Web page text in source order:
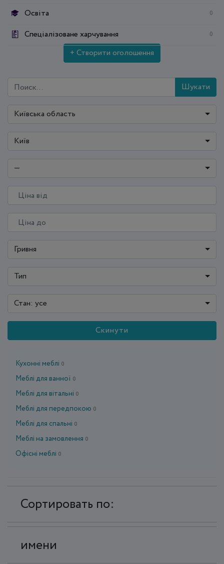
Освіта 0
Спеціалізоване харчування 0
+ Створити оголошення
Шукати
Київська область
Київ
—
Гривня
Тип
Стан: усе
Скинути
Кухонні меблі 0
Меблі для ванної 0
Меблі для вітальні 0
Меблі для передпокою 0
Меблі для спальні 0
Меблі на замовлення 0
Офісні меблі 0
Сортировать по:
имени